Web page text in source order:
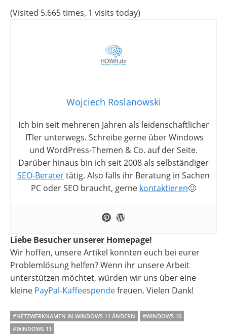
(Visited 5.665 times, 1 visits today)
Wojciech Roslanowski
Ich bin seit mehreren Jahren als leidenschaftlicher
ITler unterwegs. Schreibe gerne über Windows
und WordPress-Themen & Co. auf der Seite.
Darüber hinaus bin ich seit 2008 als selbständiger
SEO-Beratertätig. Also falls ihr Beratung in Sachen
PC oder SEO braucht, gerne kontaktieren🙂
Liebe Besucher unserer Homepage!
Wir hoffen, unsere Artikel konnten euch bei eurer
Problemlösung helfen? Wenn ihr unsere Arbeit
unterstützen möchtet, würden wir uns über eine
kleine PayPal-Kaffeespendefreuen. Vielen Dank!
#NETZWERKNAMEN IN WINDOWS 11 ÄNDERN
#WINDOWS 10
#WINDOWS 11